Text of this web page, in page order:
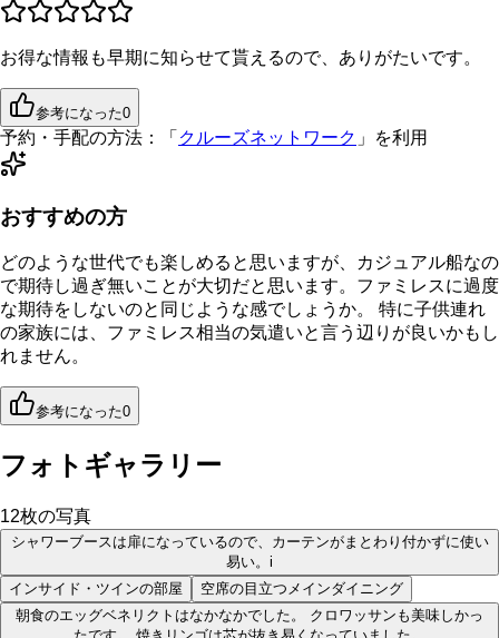
お得な情報も早期に知らせて貰えるので、ありがたいです。
参考になった0
予約・手配の方法： 「 クルーズネットワーク 」を利用
おすすめの方
どのような世代でも楽しめると思いますが、カジュアル船なの
で期待し過ぎ無いことが大切だと思います。ファミレスに過度
な期待をしないのと同じような感でしょうか。 特に子供連れ
の家族には、ファミレス相当の気遣いと言う辺りが良いかもし
れません。
参考になった0
フォトギャラリー
12枚の写真
シャワーブースは扉になっているので、カーテンがまとわり付かずに使い
易い。i
インサイド・ツインの部屋
空席の目立つメインダイニング
朝食のエッグベネリクトはなかなかでした。 クロワッサンも美味しかっ